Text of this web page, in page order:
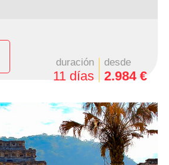
duración
11 días
desde
2.984 €
de México, 1 Noche en Veracruz,
Noches en Oaxaca, 1Noche en
en San Cristóbal, 1 Noche en
Campeche, 1 Noche en Mérida y 1